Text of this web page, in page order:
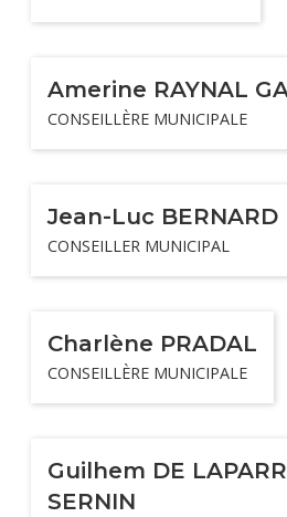
Amerine RAYNAL
CONSEILLÈRE MUNICIPALE
Jean-Luc BERNARD
CONSEILLER MUNICIPAL
Charlène PRADAL
CONSEILLÈRE MUNICIPALE
Guilhem DE
SERNIN